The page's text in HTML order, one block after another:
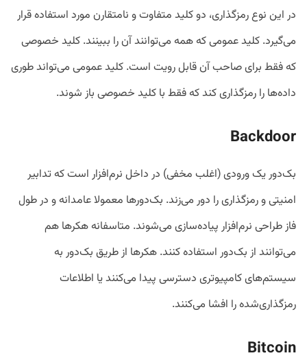
در این نوع رمزگذاری، دو کلید متفاوت و نامتقارن مورد استفاده قرار
می‌گیرد. کلید عمومی که همه می‌توانند آن را ببینند. کلید خصوصی
که فقط برای صاحب آن قابل رویت است. کلید عمومی می‌تواند طوری
داده‌ها را رمزگذاری کند که فقط با کلید خصوصی باز شوند.
Backdoor
بک‌دور یک ورودی (اغلب مخفی) در داخل نرم‌افزار است که تدابیر
امنیتی و رمزگذاری را دور می‌زند. بک‌دورها معمولا عامدانه و در طول
فاز طراحی نرم‌افزار پیاده‌سازی می‌شوند. متاسفانه هکرها هم
می‌توانند از بک‌دور استفاده کنند. هکرها از طریق بک‌دور به
سیستم‌های کامپیوتری دسترسی پیدا می‌کنند یا اطلاعات
رمزگذاری‌شده را افشا می‌کنند.
Bitcoin